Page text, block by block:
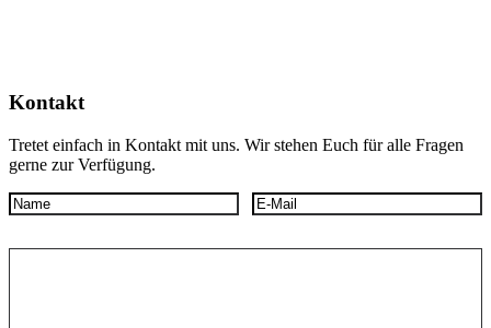
Kontakt
Tretet einfach in Kontakt mit uns. Wir stehen Euch für alle Fragen
gerne zur Verfügung.